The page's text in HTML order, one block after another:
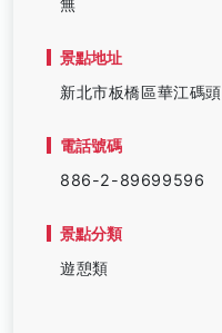
無
景點地址
新北市板橋區華江碼頭
電話號碼
886-2-89699596
景點分類
遊憩類